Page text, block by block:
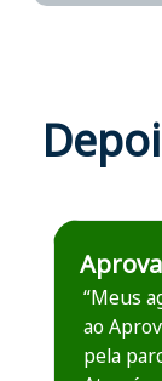
Estudante
“Meus
ao
pela